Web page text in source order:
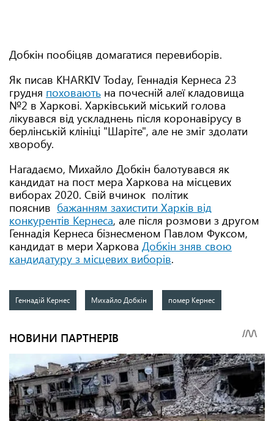
Добкін пообіцяв домагатися перевиборів.
Як писав KHARKIV Today, Геннадія Кернеса 23
грудня поховають на почесній алеї кладовища
№2 в Харкові. Харківський міський голова
лікувався від ускладнень після коронавірусу в
берлінській клініці "Шаріте", але не зміг здолати
хворобу.
Нагадаємо, Михайло Добкін балотувався як
кандидат на пост мера Харкова на місцевих
виборах 2020. Свій вчинок політик
пояснив бажанням захистити Харків від
конкурентів Кернеса, але після розмови з другом
Геннадія Кернеса бізнесменом Павлом Фуксом,
кандидат в мери Харкова Добкін зняв свою
кандидатуру з місцевих виборів.
Геннадій Кернес Михайло Добкін помер Кернес